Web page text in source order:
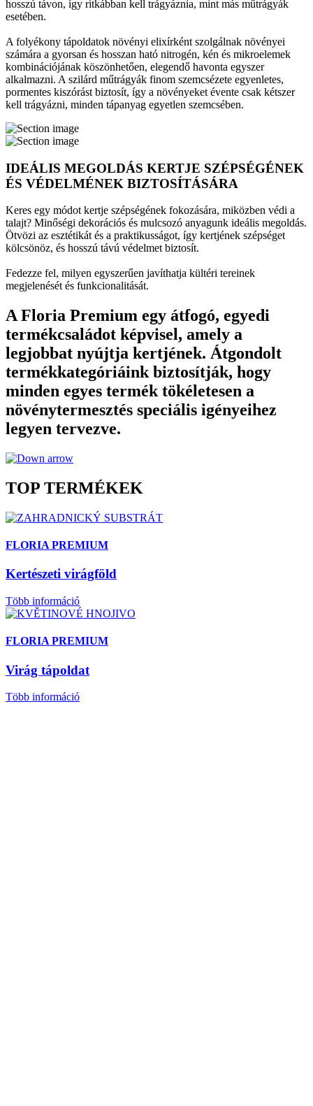
hosszú távon, így ritkábban kell trágyáznia, mint más műtrágyák
esetében.
A folyékony tápoldatok növényi elixírként szolgálnak növényei
számára a gyorsan és hosszan ható nitrogén, kén és mikroelemek
kombinációjának köszönhetően, elegendő havonta egyszer
alkalmazni. A szilárd műtrágyák finom szemcsézete egyenletes,
pormentes kiszórást biztosít, így a növényeket évente csak kétszer
kell trágyázni, minden tápanyag egyetlen szemcsében.
IDEÁLIS MEGOLDÁS KERTJE SZÉPSÉGÉNEK
ÉS VÉDELMÉNEK BIZTOSÍTÁSÁRA
Keres egy módot kertje szépségének fokozására, miközben védi a
talajt? Minőségi dekorációs és mulcsozó anyagunk ideális megoldás.
Ötvözi az esztétikát és a praktikusságot, így kertjének szépséget
kölcsönöz, és hosszú távú védelmet biztosít.
Fedezze fel, milyen egyszerűen javíthatja kültéri tereinek
megjelenését és funkcionalitását.
A Floria Premium egy átfogó, egyedi
termékcsaládot képvisel, amely a
legjobbat nyújtja kertjének. Átgondolt
termékkategóriáink biztosítják, hogy
minden egyes termék tökéletesen a
növénytermesztés speciális igényeihez
legyen tervezve.
TOP TERMÉKEK
FLORIA PREMIUM
Kertészeti virágföld
Több információ
FLORIA PREMIUM
Virág tápoldat
Több információ